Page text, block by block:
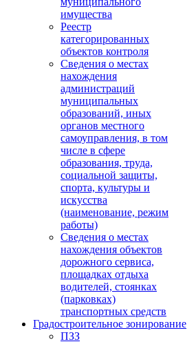
имущества
Реестр
категорированных
объектов контроля
Сведения о местах
нахождения
администраций
муниципальных
образований, иных
органов местного
самоуправления, в том
числе в сфере
образования, труда,
социальной защиты,
спорта, культуры и
искусства
(наименование, режим
работы)
Сведения о местах
нахождения объектов
дорожного сервиса,
площадках отдыха
водителей, стоянках
(парковках)
транспортных средств
Градостроительное зонирование
ПЗЗ